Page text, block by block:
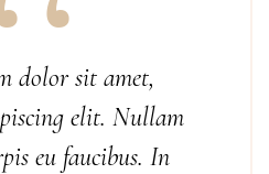
dolor sit amet,
elit. Nullam
eu faucibus. In